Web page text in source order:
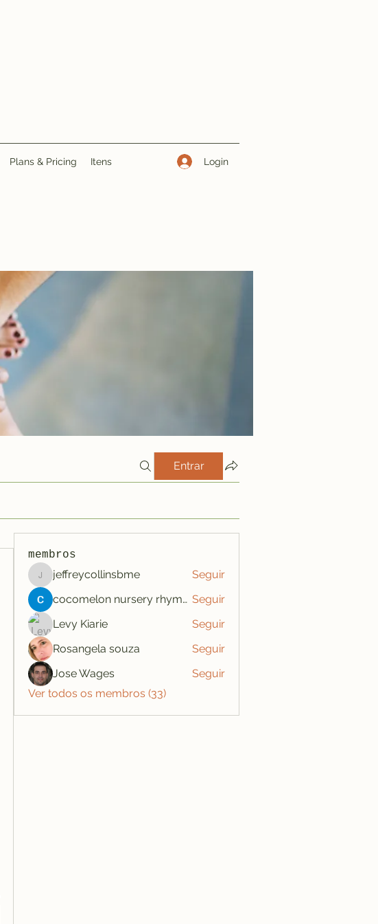
Plans & Pricing Itens Login
Entrar
membros
jeffreycollinsbme
jeffreycollinsbme
Seguir
cocomelon nursery rhymes Seguir
Levy Kiarie
Seguir
Rosangela souza
Seguir
Jose Wages
Seguir
Ver todos os membros (33)